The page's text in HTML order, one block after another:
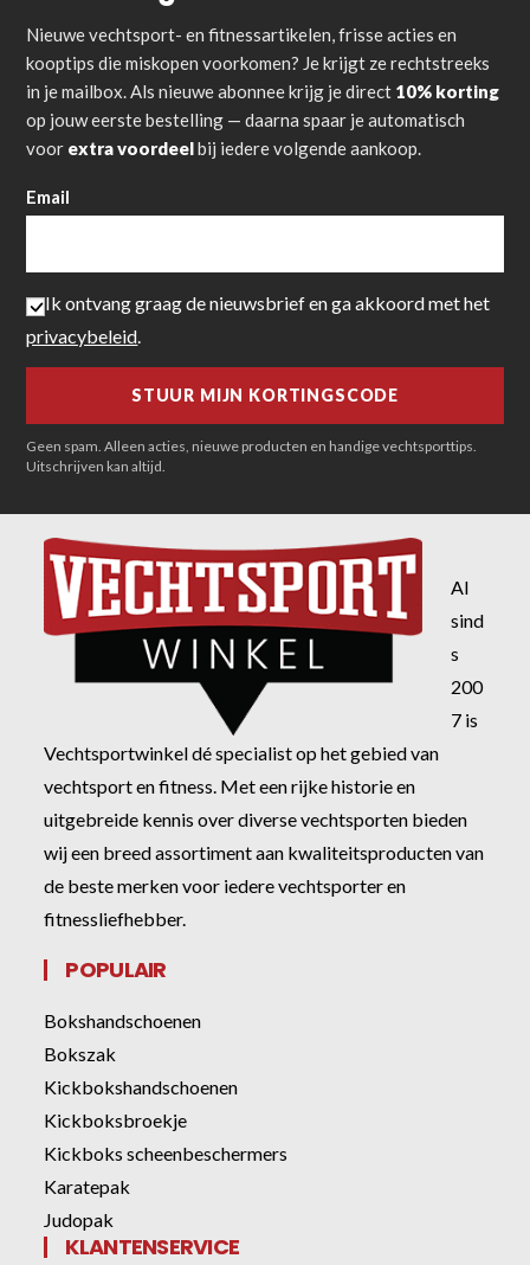
Nieuwe vechtsport- en fitnessartikelen, frisse acties en
kooptips die miskopen voorkomen? Je krijgt ze rechtstreeks
in je mailbox. Als nieuwe abonnee krijg je direct 10% korting
op jouw eerste bestelling — daarna spaar je automatisch
voor extra voordeelbij iedere volgende aankoop.
Email
Ik ontvang graag de nieuwsbrief en ga akkoord met het
privacybeleid.
Geen spam. Alleen acties, nieuwe producten en handige vechtsporttips.
Uitschrijven kan altijd.
Al
sind
s
200
7 is
Vechtsportwinkel dé specialist op het gebied van
vechtsport en fitness. Met een rijke historie en
uitgebreide kennis over diverse vechtsporten bieden
wij een breed assortiment aan kwaliteitsproducten van
de beste merken voor iedere vechtsporter en
fitnessliefhebber.
POPULAIR
Bokshandschoenen
Bokszak
Kickbokshandschoenen
Kickboksbroekje
Kickboks scheenbeschermers
Karatepak
Judopak
KLANTENSERVICE